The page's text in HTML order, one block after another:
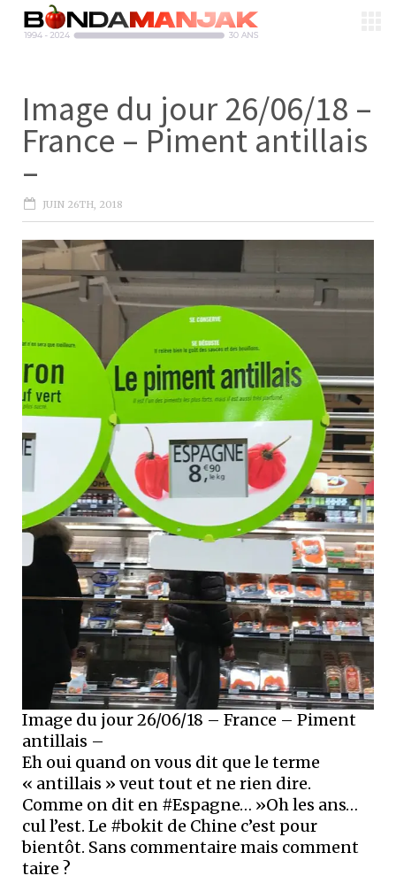
Image du jour 26/06/18 –
France – Piment antillais
–
JUIN 26TH, 2018
Image du jour 26/06/18 – France – Piment
antillais –
Eh oui quand on vous dit que le terme
« antillais » veut tout et ne rien dire.
Comme on dit en #Espagne… »Oh les ans…
cul l’est. Le #bokit de Chine c’est pour
bientôt. Sans commentaire mais comment
taire ?